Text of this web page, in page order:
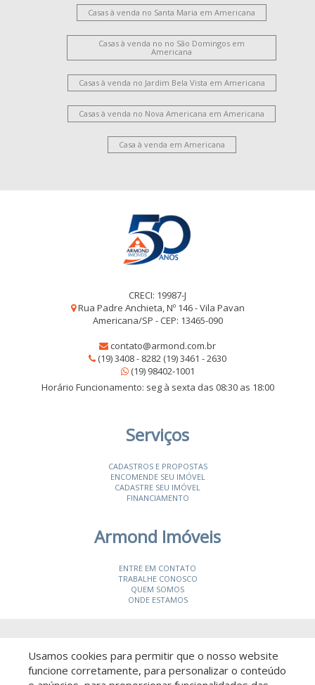
Casas à venda no Santa Maria em Americana
Casas à venda no no São Domingos em
Americana
Casas à venda no Jardim Bela Vista em Americana
Casas à venda no Nova Americana em Americana
Casa à venda em Americana
CRECI: 19987-J
Rua Padre Anchieta, Nº 146 - Vila Pavan
Americana/SP - CEP: 13465-090
contato@armond.com.br
(19) 3408 - 8282 (19) 3461 - 2630
(19) 98402-1001
Horário Funcionamento: seg à sexta das 08:30 as 18:00
Serviços
CADASTROS E PROPOSTAS
ENCOMENDE SEU IMÓVEL
CADASTRE SEU IMÓVEL
FINANCIAMENTO
Armond Imóveis
ENTRE EM CONTATO
TRABALHE CONOSCO
QUEM SOMOS
ONDE ESTAMOS
Usamos cookies para permitir que o nosso website
funcione corretamente, para personalizar o conteúdo